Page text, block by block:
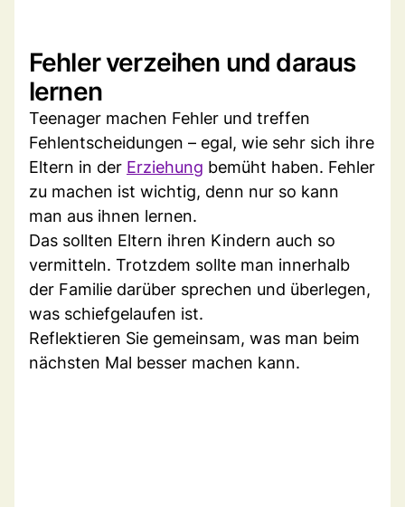
Fehler verzeihen und daraus
lernen
Teenager machen Fehler und treffen
Fehlentscheidungen – egal, wie sehr sich ihre
Eltern in der Erziehung bemüht haben. Fehler
zu machen ist wichtig, denn nur so kann
man aus ihnen lernen.
Das sollten Eltern ihren Kindern auch so
vermitteln. Trotzdem sollte man innerhalb
der Familie darüber sprechen und überlegen,
was schiefgelaufen ist.
Reflektieren Sie gemeinsam, was man beim
nächsten Mal besser machen kann.